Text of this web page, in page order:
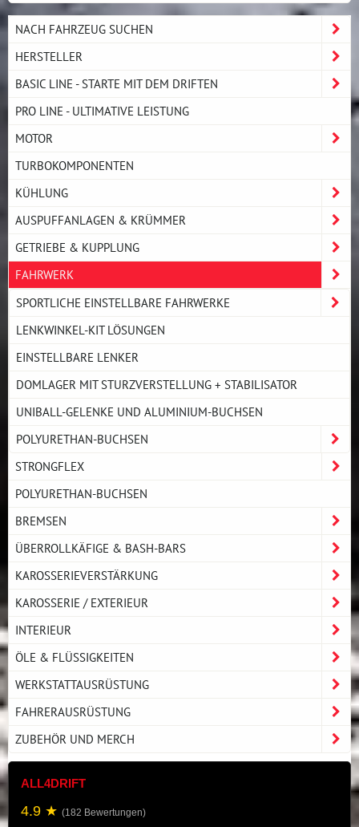
NACH FAHRZEUG SUCHEN
HERSTELLER
BASIC LINE - STARTE MIT DEM DRIFTEN
PRO LINE - ULTIMATIVE LEISTUNG
MOTOR
TURBOKOMPONENTEN
KÜHLUNG
AUSPUFFANLAGEN & KRÜMMER
GETRIEBE & KUPPLUNG
FAHRWERK
SPORTLICHE EINSTELLBARE FAHRWERKE
LENKWINKEL-KIT LÖSUNGEN
EINSTELLBARE LENKER
DOMLAGER MIT STURZVERSTELLUNG + STABILISATOR
UNIBALL-GELENKE UND ALUMINIUM-BUCHSEN
POLYURETHAN-BUCHSEN
STRONGFLEX
POLYURETHAN-BUCHSEN
BREMSEN
ÜBERROLLKÄFIGE & BASH-BARS
KAROSSERIEVERSTÄRKUNG
KAROSSERIE / EXTERIEUR
INTERIEUR
ÖLE & FLÜSSIGKEITEN
WERKSTATTAUSRÜSTUNG
FAHRERAUSRÜSTUNG
ZUBEHÖR UND MERCH
ALL4DRIFT
4.9 ★ (182 Bewertungen)